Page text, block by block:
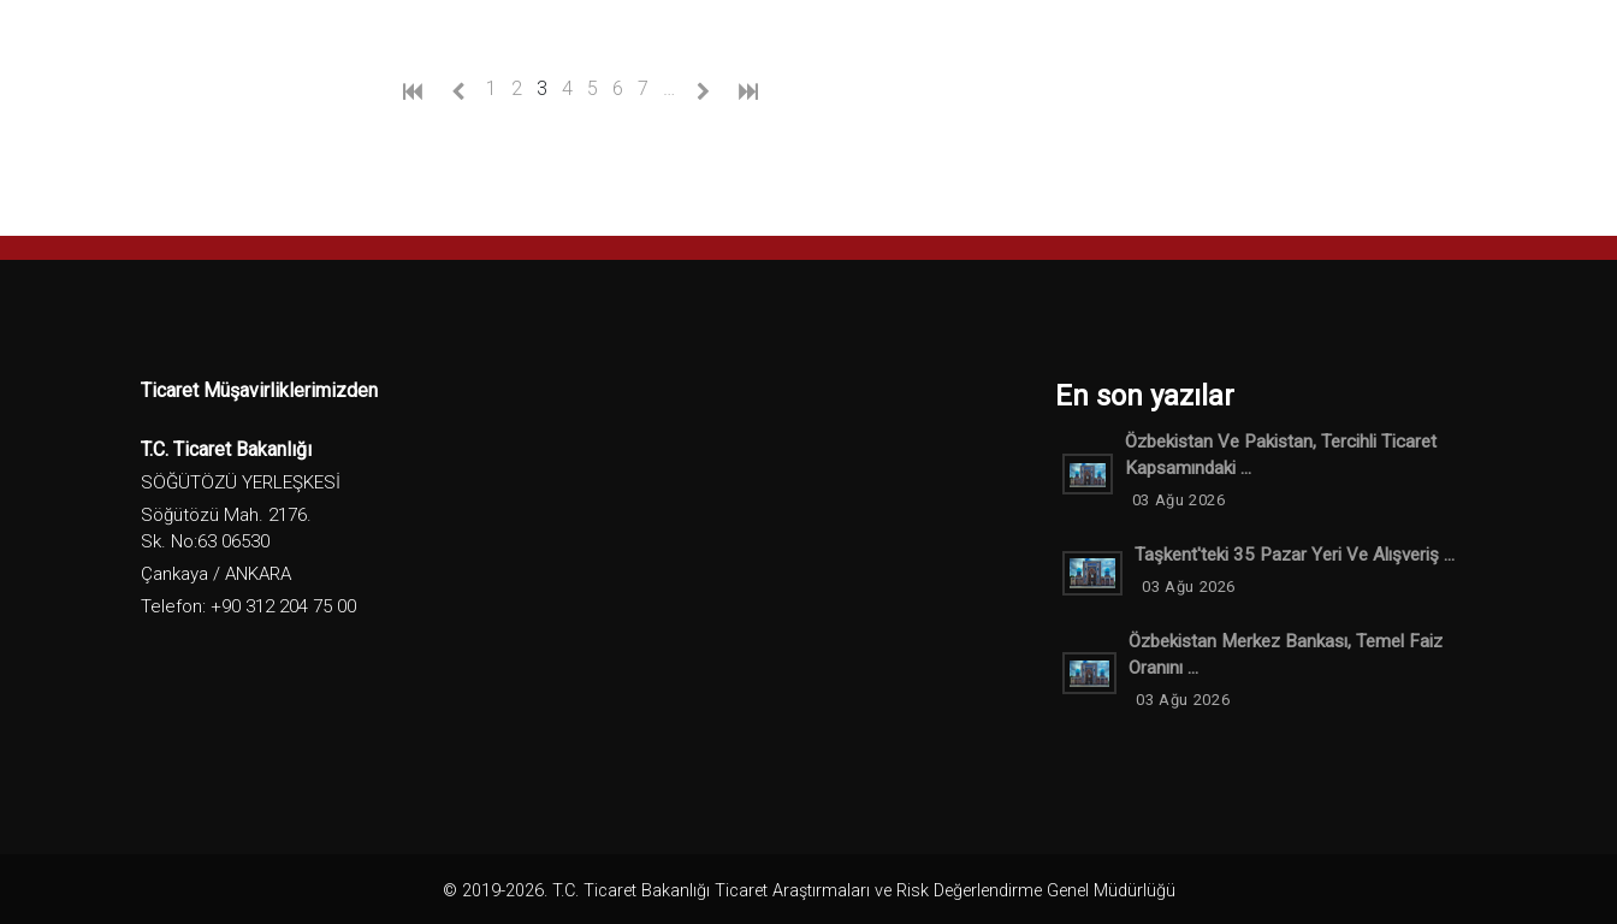
1 2 3(current)
4 5 6 7 …
Ticaret Müşavirliklerimizden
T.C. Ticaret Bakanlığı
SÖĞÜTÖZÜ YERLEŞKESİ
Söğütözü Mah. 2176.
Sk. No:63 06530
Çankaya / ANKARA
Telefon: +90 312 204 75 00
En son yazılar
Özbekistan Ve Pakistan, Tercihli Ticaret
Kapsamındaki ...
03 Ağu 2026
Taşkent'teki 35 Pazar Yeri Ve Alışveriş ...
03 Ağu 2026
Özbekistan Merkez Bankası, Temel Faiz
Oranını ...
03 Ağu 2026
© 2019-2026. T.C. Ticaret Bakanlığı Ticaret Araştırmaları ve Risk Değerlendirme Genel Müdürlüğü